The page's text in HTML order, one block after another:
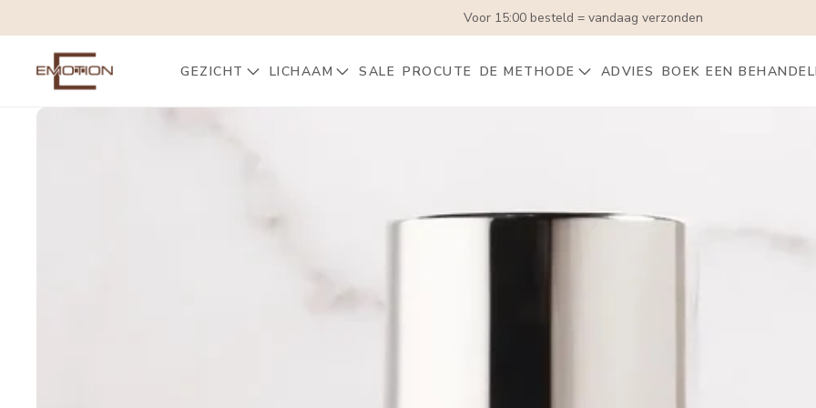
Voor 15:00 besteld = vandaag verzonden
GEZICHT LICHAAM SALE PROCUTE DE METHODE ADVIES BOEK EEN